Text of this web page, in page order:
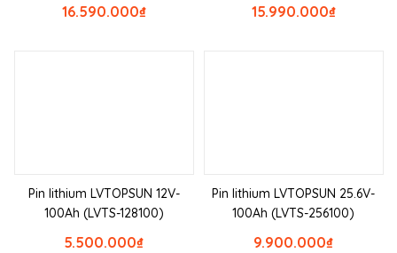
₫
16.590.000 ₫
15.990.000
Pin lithium LVTOPSUN 12V-
100Ah (LVTS-128100)
₫
5.500.000
Pin lithium LVTOPSUN 25.6V-
100Ah (LVTS-256100)
₫
9.900.000